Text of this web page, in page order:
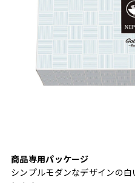
商品専用パッケージ
シンプルモダンなデザインの